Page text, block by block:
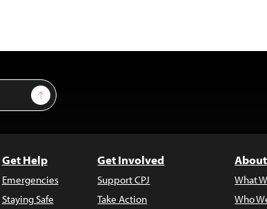
Sign Up
Get Help
Emergencies
Staying Safe
Get Involved
Support CPJ
Take Action
What
Who